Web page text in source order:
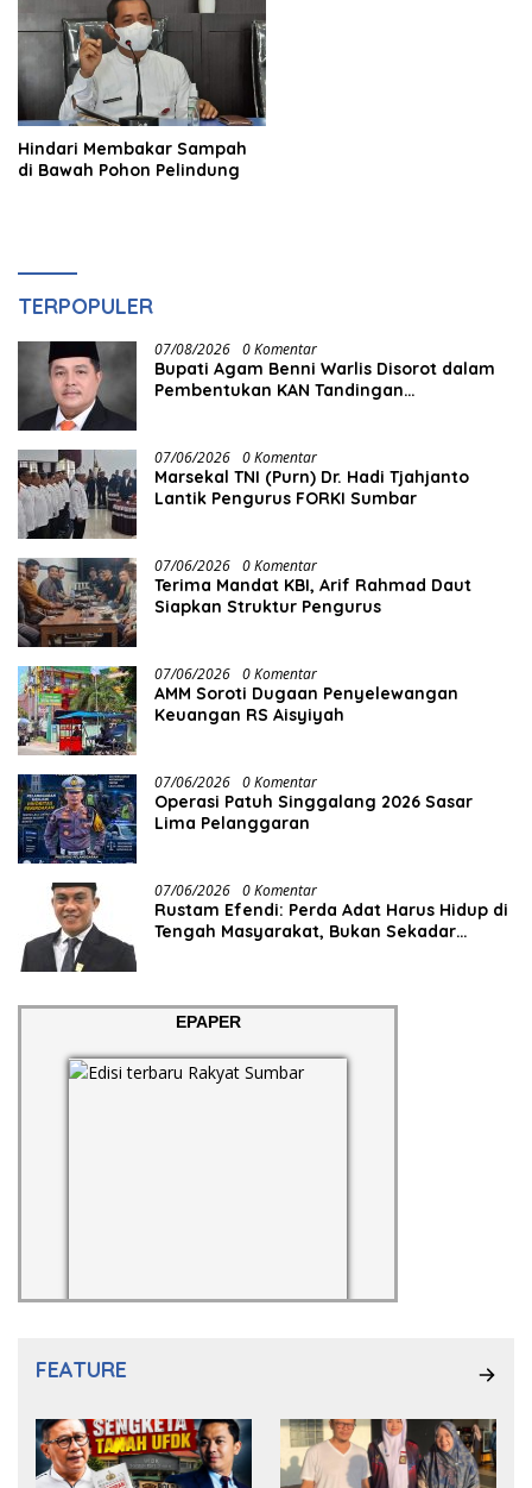
Hindari Membakar Sampah
di Bawah Pohon Pelindung
TERPOPULER
07/08/2026 0 Komentar
Bupati Agam Benni Warlis Disorot dalam
Pembentukan KAN Tandingan
07/06/2026 0 Komentar
Marsekal TNI (Purn) Dr. Hadi Tjahjanto
Lantik Pengurus FORKI Sumbar
07/06/2026 0 Komentar
Terima Mandat KBI, Arif Rahmad Daut
Siapkan Struktur Pengurus
07/06/2026 0 Komentar
AMM Soroti Dugaan Penyelewangan
Keuangan RS Aisyiyah
07/06/2026 0 Komentar
Operasi Patuh Singgalang 2026 Sasar
Lima Pelanggaran
07/06/2026 0 Komentar
Rustam Efendi: Perda Adat Harus Hidup di
Tengah Masyarakat, Bukan Sekadar
EPAPER
FEATURE